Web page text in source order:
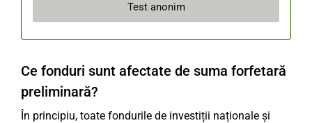
Test anonim
Ce fonduri sunt afectate de suma forfetară
preliminară?
În principiu, toate fondurile de investiții naționale și